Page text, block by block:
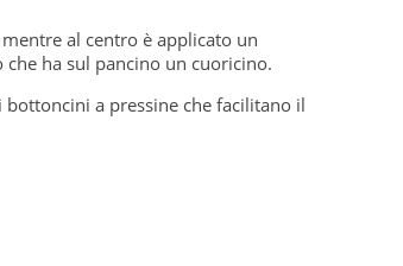
al centro è applicato un
ha sul pancino un cuoricino.
a pressine che facilitano il